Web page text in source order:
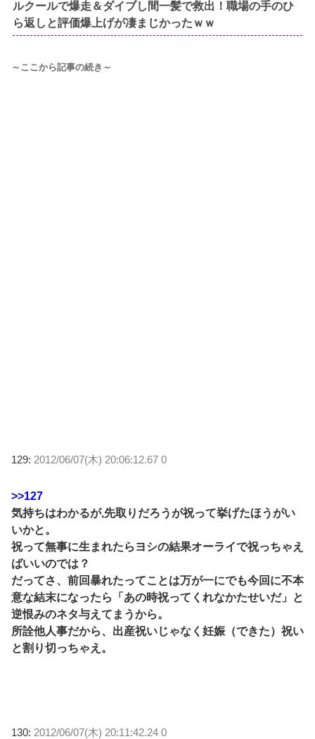
ルクールで爆走＆ダイブし間一髪で救出！職場の手のひ
ら返しと評価爆上げが凄まじかったｗｗ
～ここから記事の続き～
129: 2012/06/07(木) 20:06:12.67 0
>>127
気持ちはわかるが,先取りだろうが祝って挙げたほうがい
いかと。
祝って無事に生まれたらヨシの結果オーライで祝っちゃえ
ばいいのでは？
だってさ、前回暴れたってことは万が一にでも今回に不本
意な結末になったら「あの時祝ってくれなかたせいだ」と
逆恨みのネタ与えてまうから。
所詮他人事だから、出産祝いじゃなく妊娠（できた）祝い
と割り切っちゃえ。
130: 2012/06/07(木) 20:11:42.24 0